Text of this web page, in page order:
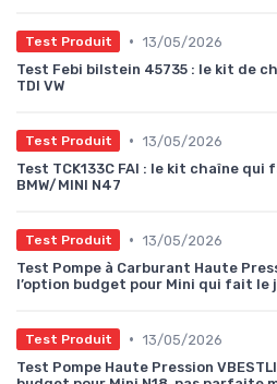
Test Produit • 13/05/2026
Test Febi bilstein 45735 : le kit de
TDI VW
Test Produit • 13/05/2026
Test TCK133C FAI : le kit chaîne
BMW/MINI N47
Test Produit • 13/05/2026
Test Pompe à Carburant Haute
l’option budget pour Mini qui fait le
Test Produit • 13/05/2026
Test Pompe Haute Pression